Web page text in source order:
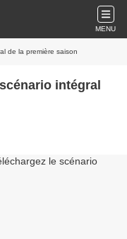
MENU
de la première saison
intégral